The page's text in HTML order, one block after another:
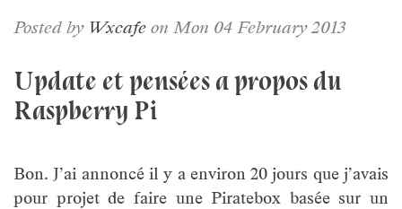
Posted by Wxcafe on Mon 04 February 2013
Update et pensées a propos du
Raspberry Pi
Bon. J’ai annoncé il y a environ 20 jours que j’avais
pour projet de faire une Piratebox basée sur un